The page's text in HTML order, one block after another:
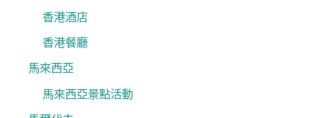
香港酒店
香港餐廳
馬來西亞
馬來西亞景點活動